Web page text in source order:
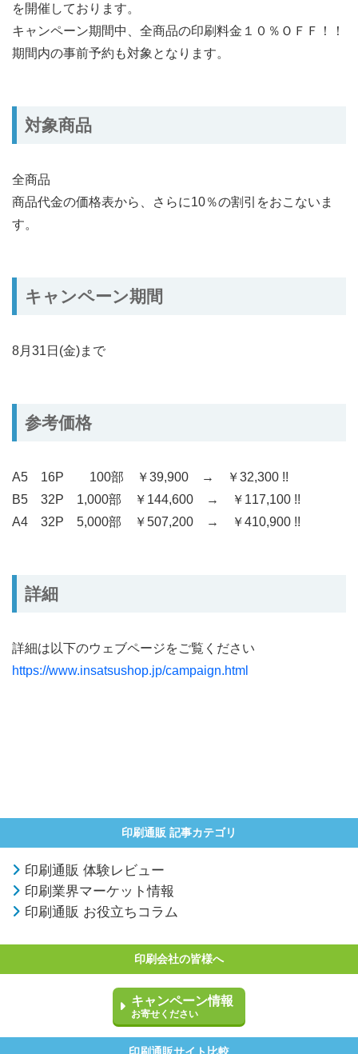
を開催しております。
キャンペーン期間中、全商品の印刷料金１０％ＯＦＦ！！
期間内の事前予約も対象となります。
対象商品
全商品
商品代金の価格表から、さらに10％の割引をおこないま
す。
キャンペーン期間
8月31日(金)まで
参考価格
A5 16P 100部 ￥39,900 → ￥32,300 !!
B5 32P 1,000部 ￥144,600 → ￥117,100 !!
A4 32P 5,000部 ￥507,200 → ￥410,900 !!
詳細
詳細は以下のウェブページをご覧ください
https://www.insatsushop.jp/campaign.html
印刷通販 記事カテゴリ
印刷通販 体験レビュー
印刷業界マーケット情報
印刷通販 お役立ちコラム
印刷会社の皆様へ
キャンペーン情報
お寄せください
印刷通販サイト比較